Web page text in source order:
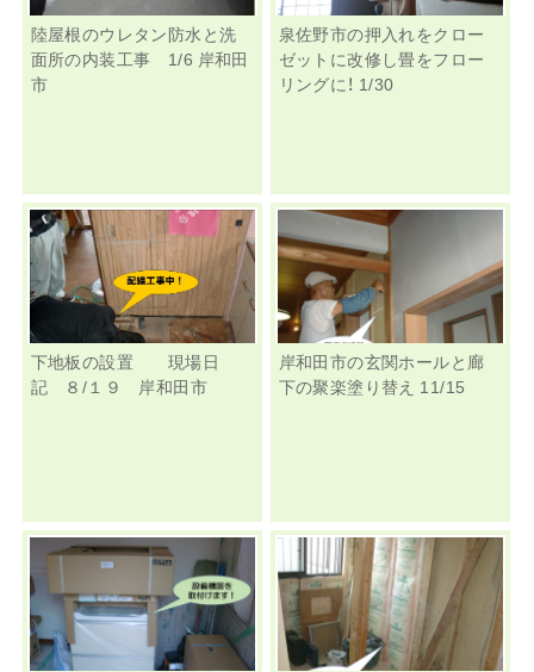
陸屋根のウレタン防水と洗
面所の内装工事 1/6 岸和田
市
泉佐野市の押入れをクロー
ゼットに改修し畳をフロー
リングに！ 1/30
下地板の設置 現場日
記 ８/１９ 岸和田市
岸和田市の玄関ホールと廊
下の聚楽塗り替え 11/15